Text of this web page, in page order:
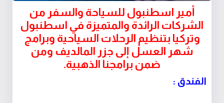
أمير اسطنبول للسياحة والسفر من
الشركات الرائدة والمتميزة في اسطنبول
وتركيا بتنظيم الرحلات السياحية وبرامج
شهر العسل إلى جزر المالديف ومن
ضمن برامجنا الذهبية.
الفندق :